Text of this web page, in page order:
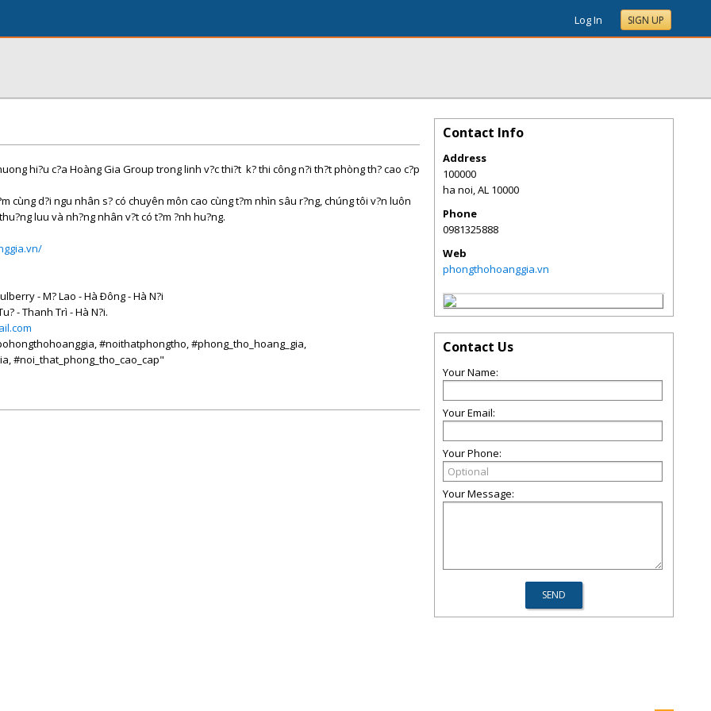
Log In SIGN UP
hi?u c?a Hoàng Gia Group trong linh v?c thi?t k? thi công n?i th?t phòng th? cao c?p
cùng d?i ngu nhân s? có chuyên môn cao cùng t?m nhìn sâu r?ng, chúng tôi v?n luôn
luu và nh?ng nhân v?t có t?m ?nh hu?ng.
- M? Lao - Hà Ðông - Hà N?i
- Thanh Trì - Hà N?i.
#noithatphongtho, #phong_tho_hoang_gia,
#noi_that_phong_tho_cao_cap"
Contact Info
Address
100000
ha noi,AL 10000
Phone
0981325888
Web
phongthohoanggia.vn
Contact Us
Your Name:
Your Email:
Your Phone:
Your Message: